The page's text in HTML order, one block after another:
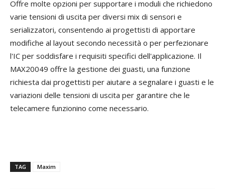
Offre molte opzioni per supportare i moduli che richiedono
varie tensioni di uscita per diversi mix di sensori e
serializzatori, consentendo ai progettisti di apportare
modifiche al layout secondo necessità o per perfezionare
l'IC per soddisfare i requisiti specifici dell'applicazione. Il
MAX20049 offre la gestione dei guasti, una funzione
richiesta dai progettisti per aiutare a segnalare i guasti e le
variazioni delle tensioni di uscita per garantire che le
telecamere funzionino come necessario.
TAG Maxim